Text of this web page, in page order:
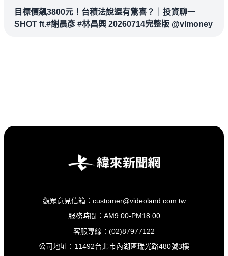
目標價飆3800元！台積法說還有驚喜？｜投資聊一
SHOT ft.#謝晨彥 #林昌興 20260714完整版 @vlmoney
觀眾意見信箱：customer@videoland.com.tw
服務時間：AM9:00-PM18:00
客服專線：(02)87977122
公司地址：11492台北市內湖區瑞光路480號3樓